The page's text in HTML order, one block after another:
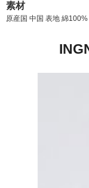
素材
原産国 中国 表地 綿